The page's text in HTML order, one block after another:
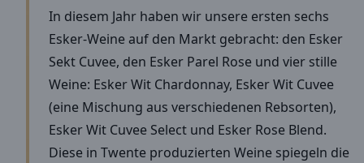
In diesem Jahr haben wir unsere ersten sechs
Esker-Weine auf den Markt gebracht: den Esker
Sekt Cuvee, den Esker Parel Rose und vier stille
Weine: Esker Wit Chardonnay, Esker Wit Cuvee
(eine Mischung aus verschiedenen Rebsorten),
Esker Wit Cuvee Select und Esker Rose Blend.
Diese in Twente produzierten Weine spiegeln die